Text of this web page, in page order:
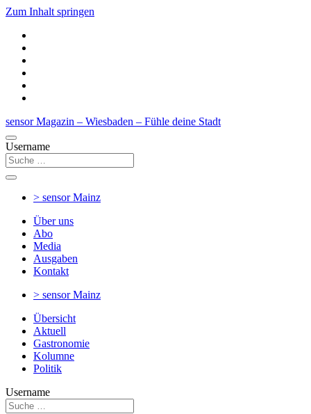
Zum Inhalt springen
sensor Magazin – Wiesbaden – Fühle deine Stadt
Username
> sensorMainz
Über uns
Abo
Media
Ausgaben
Kontakt
> sensorMainz
Übersicht
Aktuell
Gastronomie
Kolumne
Politik
Username